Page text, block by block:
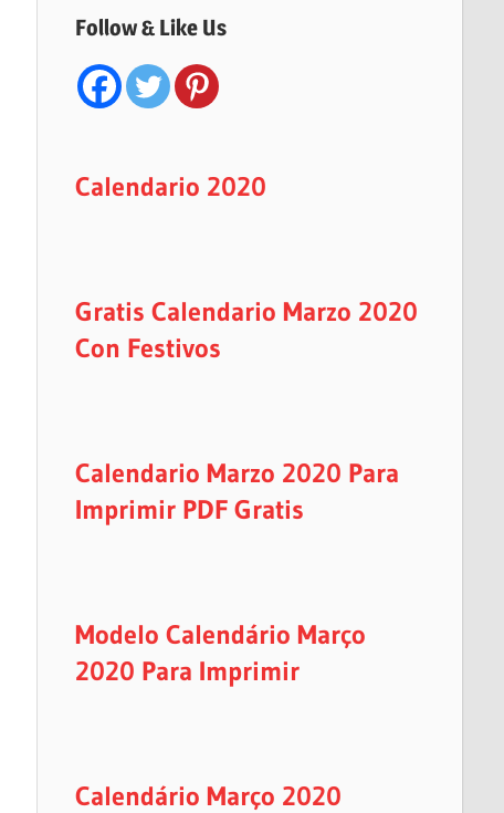
Follow & Like Us
Calendario 2020
Gratis Calendario Marzo 2020
Con Festivos
Calendario Marzo 2020 Para
Imprimir PDF Gratis
Modelo Calendário Março
2020 Para Imprimir
Calendário Março 2020